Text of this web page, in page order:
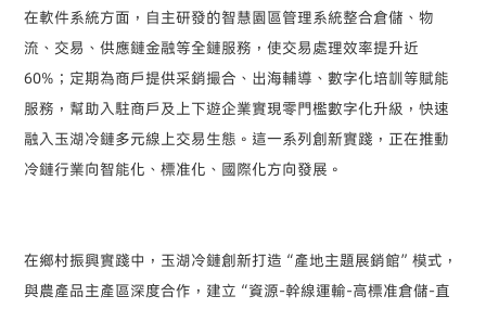
在軟件系統方面，自主研發的智慧園區管理系統整合倉儲、物
流、交易、供應鏈金融等全鏈服務，使交易處理效率提升近
60% ；定期為商戶提供采銷撮合、出海輔導、數字化培訓等賦能
服務，幫助入駐商戶及上下遊企業實現零門檻數字化升級，快速
融入玉湖冷鏈多元線上交易生態。這一系列創新實踐，正在推動
冷鏈行業向智能化、標准化、國際化方向發展。
在鄉村振興實踐中，玉湖冷鏈創新打造 “產地主題展銷館”模式，
與農產品主產區深度合作，建立 “資源-幹線運輸-高標准倉儲-直